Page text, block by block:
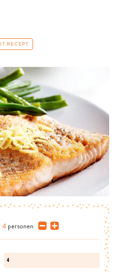
RECEPT
4 personen
4